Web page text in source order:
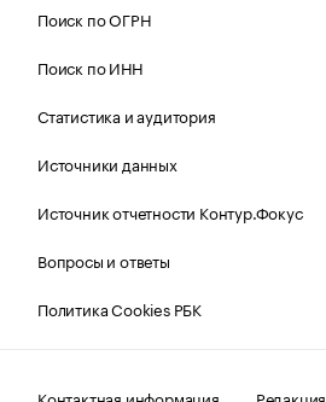
Поиск по ОГРН
Поиск по ИНН
Статистика и аудитория
Источники данных
Источник отчетности Контур.Фокус
Вопросы и ответы
Политика Cookies РБК